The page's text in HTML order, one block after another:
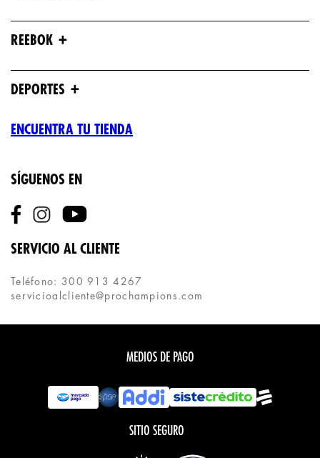
REEBOK +
DEPORTES +
ENCUENTRA TU TIENDA
SÍGUENOS EN
SERVICIO AL CLIENTE
Teléfono: 300 913 4267
servicioalcliente@prochampions.com
MEDIOS DE PAGO
SITIO SEGURO